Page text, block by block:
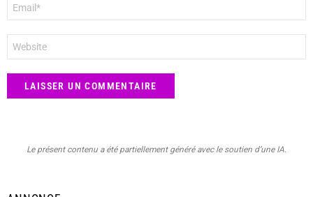
mail
*
web
Le présent contenu a été partiellement généré avec le soutien d’une IA.